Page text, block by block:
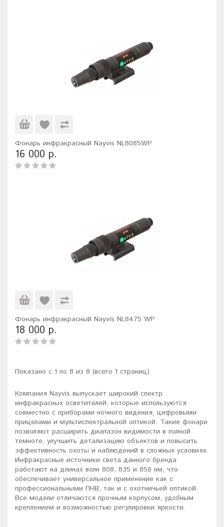
Фонарь инфракрасный Nayvis NL8085WP
16 000 р.
Фонарь инфракрасный Nayvis NL8475 WP
18 000 р.
Показано с 1 по 8 из 8 (всего 1 страниц)
Компания Nayvis выпускает широкий спектр
инфракрасных осветителей, которые используются
совместно с приборами ночного видения, цифровыми
прицелами и мультиспектральной оптикой. Такие фонари
позволяют расширить диапазон видимости в полной
темноте, улучшить детализацию объектов и повысить
эффективность охоты и наблюдений в сложных условиях.
Инфракрасные источники света данного бренда
работают на длинах волн 808, 835 и 850 нм, что
обеспечивает универсальное применение как с
профессиональными ПНВ, так и с охотничьей оптикой.
Все модели отличаются прочным корпусом, удобным
креплением и возможностью регулировки яркости.